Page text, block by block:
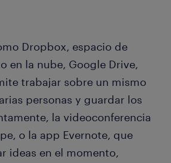
Dropbox, espacio de
en la nube, Google Drive,
trabajar sobre un mismo
personas y guardar los
la videoconferencia
o la app Evernote, que
ideas en el momento,